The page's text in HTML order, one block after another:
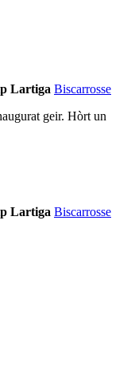
Lartiga Biscarrosse
geir. Hòrt un
Lartiga Biscarrosse